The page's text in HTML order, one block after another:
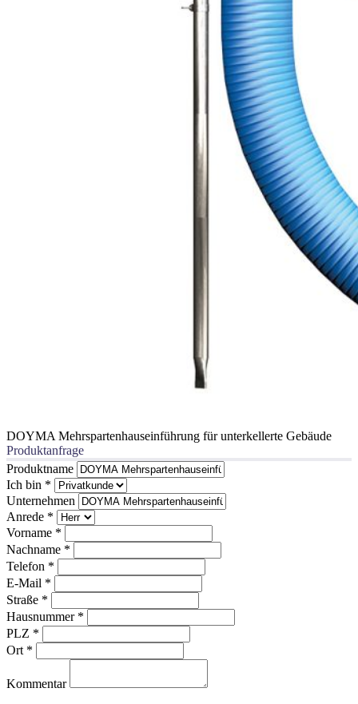
DOYMA Mehrspartenhauseinführung für unterkellerte Gebäude
Produktanfrage
Produktname
Ich bin *
Unternehmen
Anrede *
Vorname *
Nachname *
Telefon *
E-Mail *
Straße *
Hausnummer *
PLZ *
Ort *
Kommentar